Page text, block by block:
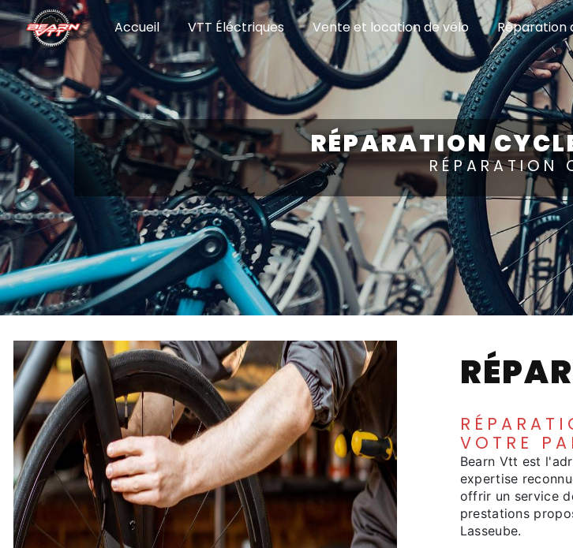
Accueil VTT Éléctriques Vente et location de vélo Réparation
RÉPARATION
RÉPARATION
VOTRE
Bearn Vtt est
expertise
offrir un service
prestations
Lasseube.
Panneau de gestion des cookies